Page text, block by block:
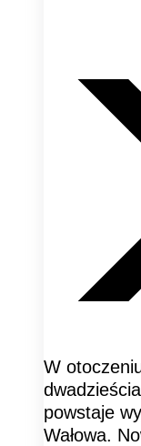
W
powstaje
Wałowa.